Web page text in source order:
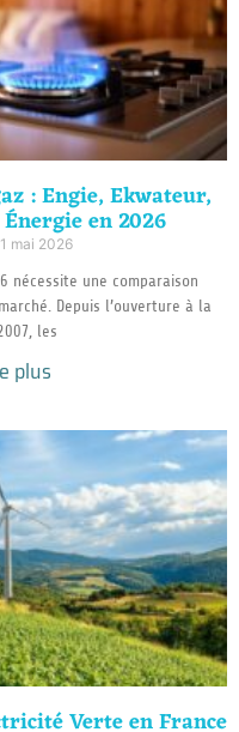
: Engie, Ekwateur,
en 2026
mai 2026
nécessite une comparaison
Depuis l’ouverture à la
les
plus
Verte en France